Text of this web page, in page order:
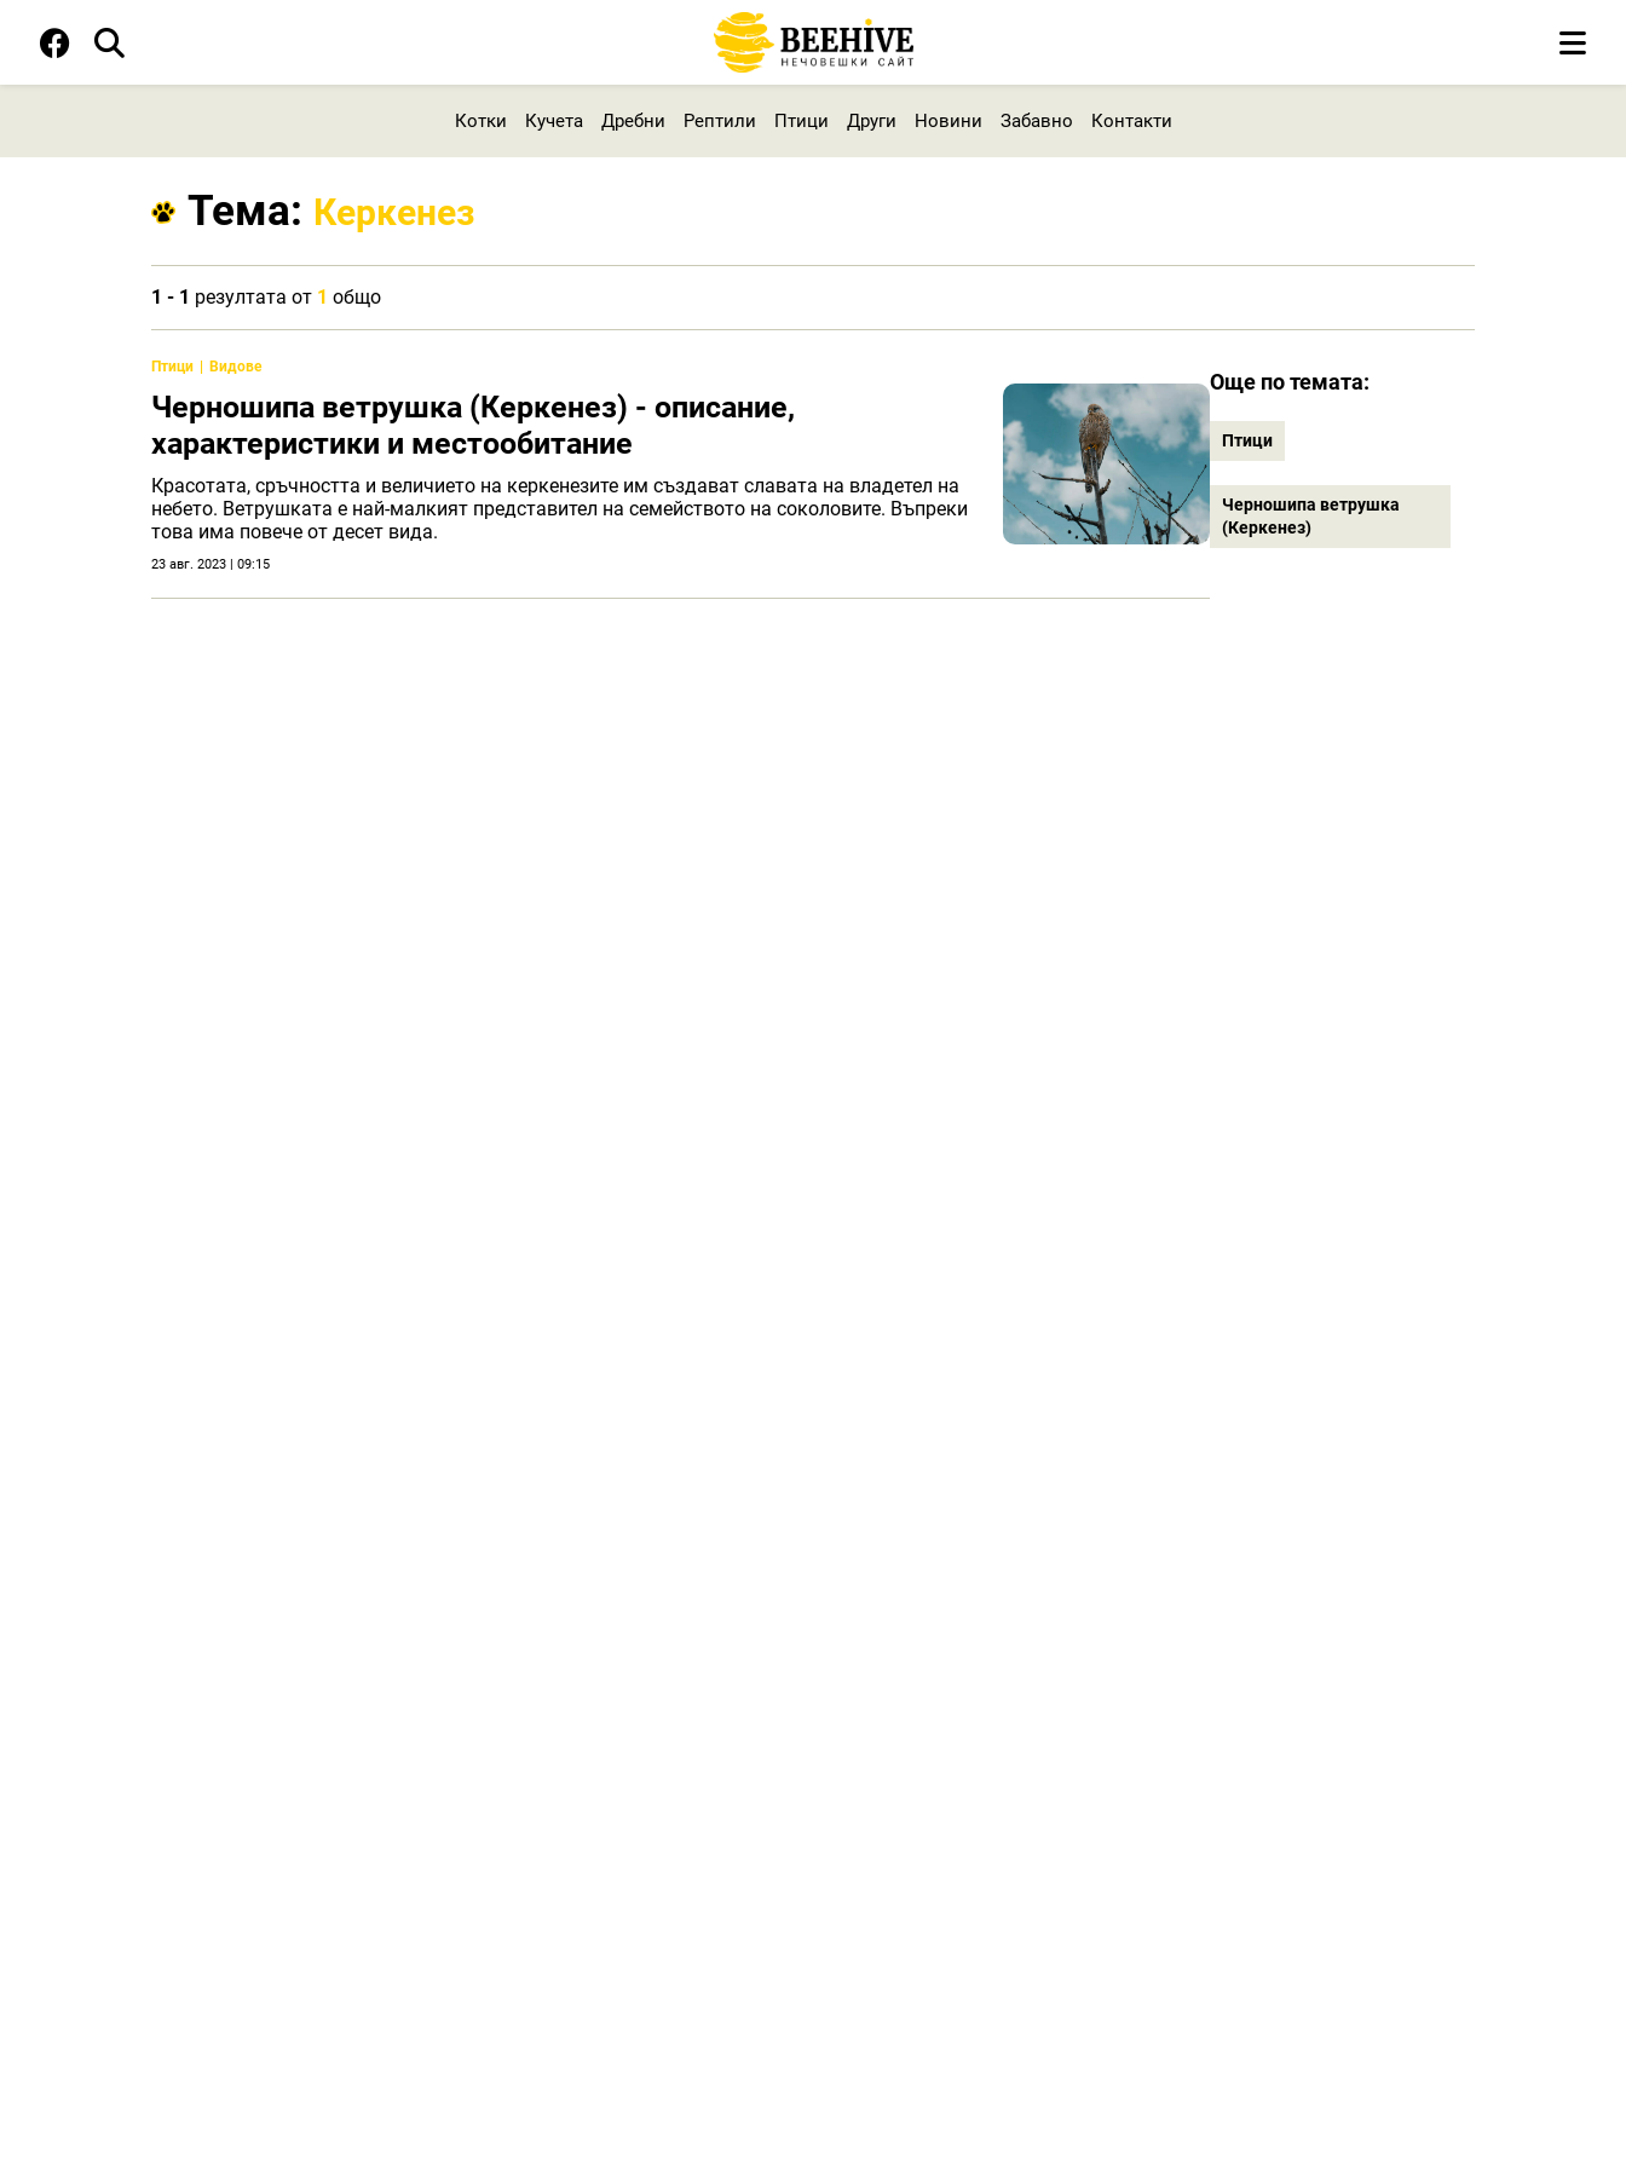
Котки Кучета Дребни Рептили Птици Други Новини Забавно Контакти
Тема: Керкенез
1 - 1 резултата от 1 общо
Птици Видове
Черношипа ветрушка (Керкенез) - описание,
характеристики и местообитание
Красотата, сръчността и величието на керкенезите им създават славата на владетел на
небето. Ветрушката е най-малкият представител на семейството на соколовите. Въпреки
това има повече от десет вида.
23 авг. 2023 | 09:15
Още по темата:
Птици
Черношипа ветрушка
(Керкенез)